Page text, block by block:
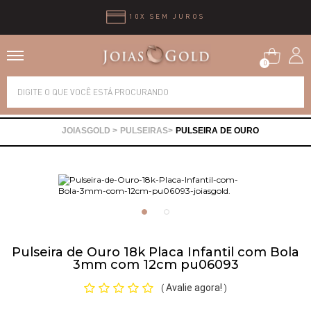
10X SEM JUROS
0
PULSEIRAS PULSEIRA DE OURO
Pulseira de Ouro 18k Placa Infantil com Bola
3mm com 12cm pu06093
( Avalie agora! )
Alianças
Brincos
Gargantilhas